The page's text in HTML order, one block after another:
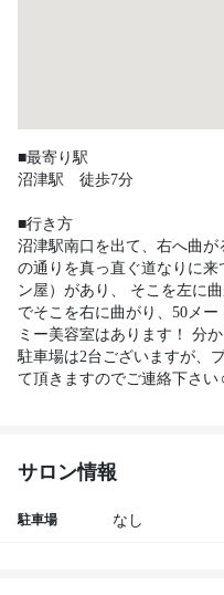
■最寄り駅
沼津駅　徒歩7分
■行き方
沼津駅南口を出て、右へ曲
の通りを真っ直ぐ道なりに
ン屋）があり、 そこを左に
でそこを右に曲がり、50メ
ミー美容室はあります！ 分
駐車場は2台ございますが、
て頂きますのでご連絡下さ
サロン情報
駐車場 なし